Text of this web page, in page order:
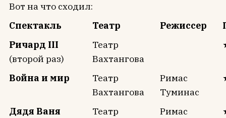
Вот на что сходил:
Спектакль
Театр Режиссер
Ричард III
(второй раз)
Театр
Вахтангова
Война и мир
Театр
Вахтангова
Римас
Туминас
Дядя Ваня
Театр
Римас